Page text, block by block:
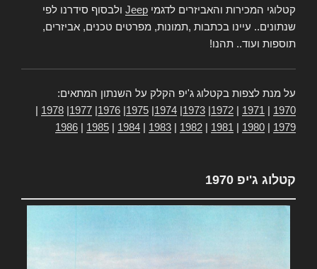
קטלוגי המכירות והאביזרים לדגמי Jeep ולבסוף סידרנו לפי
שנתונים.. עיינו בכתבות ,תמונות, מפרטים טכנים, אביזרים,
תוספות ועוד.. תהנו!
על מנת לצפות בקטלוג ג'יפ הקלק על השנתון המתאים:
1970
1971
1972
1973
1974
1975
1976
1977
1978
1979
1980
1981
1982
1983
1984
1985
1986
קטלוג ג'יפ 1970